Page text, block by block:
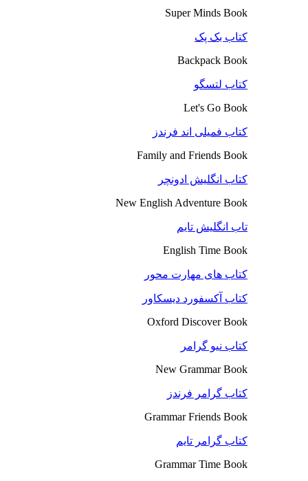
Super Minds Book
کتاب بک پک
Backpack Book
کتاب لتسگو
Let's Go Book
کتاب فمیلی اند فرندز
Family and Friends Book
کتاب انگلیش ادونچر
New English Adventure Book
تاب انگلیش تایم
English Time Book
کتاب های مهارت محور
کتاب آکسفورد دیسکاور
Oxford Discover Book
کتاب نیو گرامر
New Grammar Book
کتاب گرامر فرندز
Grammar Friends Book
کتاب گرامر تایم
Grammar Time Book